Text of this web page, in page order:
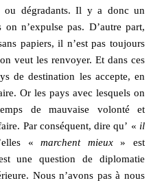
ou dégradants. Il y a donc un
n’expulse pas. D’autre part,
papiers, il n’est pas toujours
veut les renvoyer. Et dans ces
de destination les accepte, en
Or les pays avec lesquels on
de mauvaise volonté et
Par conséquent, dire qu’ « il
«marchent mieux» est
une question de diplomatie
Nous n’avons pas à nous